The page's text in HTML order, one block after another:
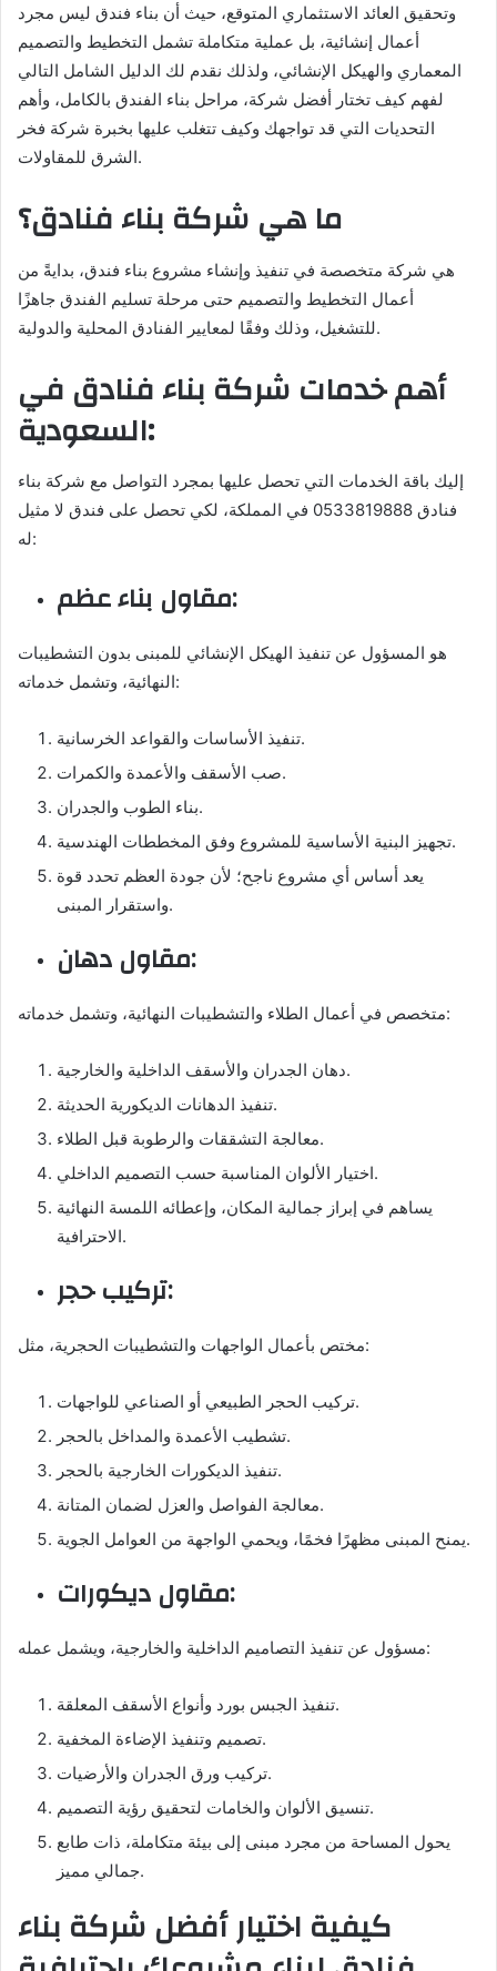
وتحقيق العائد الاستثماري المتوقع، حيث أن بناء فندق ليس مجرد
أعمال إنشائية، بل عملية متكاملة تشمل التخطيط والتصميم
المعماري والهيكل الإنشائي، ولذلك نقدم لك الدليل الشامل التالي
لفهم كيف تختار أفضل شركة، مراحل بناء الفندق بالكامل، وأهم
التحديات التي قد تواجهك وكيف تتغلب عليها بخبرة شركة فخر
الشرق للمقاولات.
ما هي شركة بناء فنادق؟
هي شركة متخصصة في تنفيذ وإنشاء مشروع بناء فندق، بدايةً من
أعمال التخطيط والتصميم حتى مرحلة تسليم الفندق جاهزًا
للتشغيل، وذلك وفقًا لمعايير الفنادق المحلية والدولية.
أهم خدمات شركة بناء فنادق في
السعودية:
إليك باقة الخدمات التي تحصل عليها بمجرد التواصل مع شركة بناء
فنادق 0533819888 في المملكة، لكي تحصل على فندق لا مثيل
له:
مقاول بناء عظم:
هو المسؤول عن تنفيذ الهيكل الإنشائي للمبنى بدون التشطيبات
النهائية، وتشمل خدماته:
تنفيذ الأساسات والقواعد الخرسانية.
صب الأسقف والأعمدة والكمرات.
بناء الطوب والجدران.
تجهيز البنية الأساسية للمشروع وفق المخططات الهندسية.
يعد أساس أي مشروع ناجح؛ لأن جودة العظم تحدد قوة
واستقرار المبنى.
مقاول دهان:
متخصص في أعمال الطلاء والتشطيبات النهائية، وتشمل خدماته:
دهان الجدران والأسقف الداخلية والخارجية.
تنفيذ الدهانات الديكورية الحديثة.
معالجة التشققات والرطوبة قبل الطلاء.
اختيار الألوان المناسبة حسب التصميم الداخلي.
يساهم في إبراز جمالية المكان، وإعطائه اللمسة النهائية
الاحترافية.
تركيب حجر:
مختص بأعمال الواجهات والتشطيبات الحجرية، مثل:
تركيب الحجر الطبيعي أو الصناعي للواجهات.
تشطيب الأعمدة والمداخل بالحجر.
تنفيذ الديكورات الخارجية بالحجر.
معالجة الفواصل والعزل لضمان المتانة.
يمنح المبنى مظهرًا فخمًا، ويحمي الواجهة من العوامل الجوية.
مقاول ديكورات:
مسؤول عن تنفيذ التصاميم الداخلية والخارجية، ويشمل عمله:
تنفيذ الجبس بورد وأنواع الأسقف المعلقة.
تصميم وتنفيذ الإضاءة المخفية.
تركيب ورق الجدران والأرضيات.
تنسيق الألوان والخامات لتحقيق رؤية التصميم.
يحول المساحة من مجرد مبنى إلى بيئة متكاملة، ذات طابع
جمالي مميز.
كيفية اختيار أفضل شركة بناء